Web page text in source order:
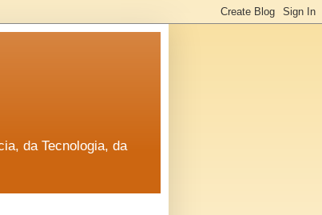
da Tecnologia, da